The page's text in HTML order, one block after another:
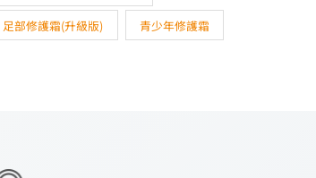
足部修護霜(升級版) 青少年修護霜